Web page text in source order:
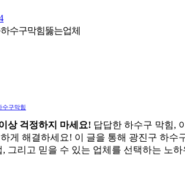
수구막힘뚫는업체
수구막힘
상 걱정하지 마세요! 답답한 하수구 막힘,
게 해결하세요! 이 글을 통해 광진구 하수
그리고 믿을 수 있는 업체를 선택하는 노하